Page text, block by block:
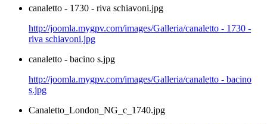
canaletto - 1730 - riva schiavoni.jpg
http://joomla.mygpv.com/images/Galleria/canaletto - 1730 -
riva schiavoni.jpg
canaletto - bacino s.jpg
http://joomla.mygpv.com/images/Galleria/canaletto - bacino
s.jpg
Canaletto_London_NG_c_1740.jpg